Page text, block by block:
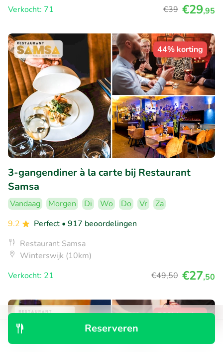
Reserveren
Verkocht: 71
€39 €29,95
44% korting
3-gangendiner à la carte bij Restaurant
Samsa
Vandaag Morgen Di Wo Do Vr
Za
9.2
Perfect • 917 beoordelingen
Restaurant Samsa
Winterswijk (10km)
Verkocht: 21
€49,50 €27,50
52% korting